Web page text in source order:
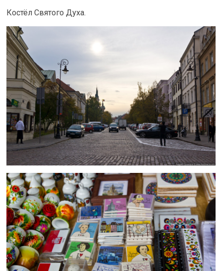
Костёл Святого Духа.